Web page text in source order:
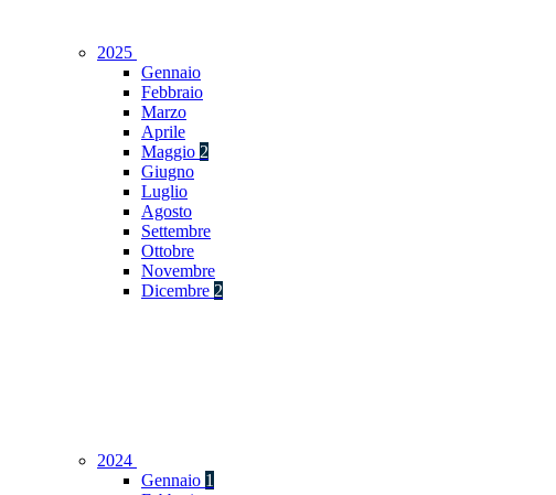
2025
Gennaio
Febbraio
Marzo
Aprile
Maggio 2
Giugno
Luglio
Agosto
Settembre
Ottobre
Novembre
Dicembre 2
2024
Gennaio 1